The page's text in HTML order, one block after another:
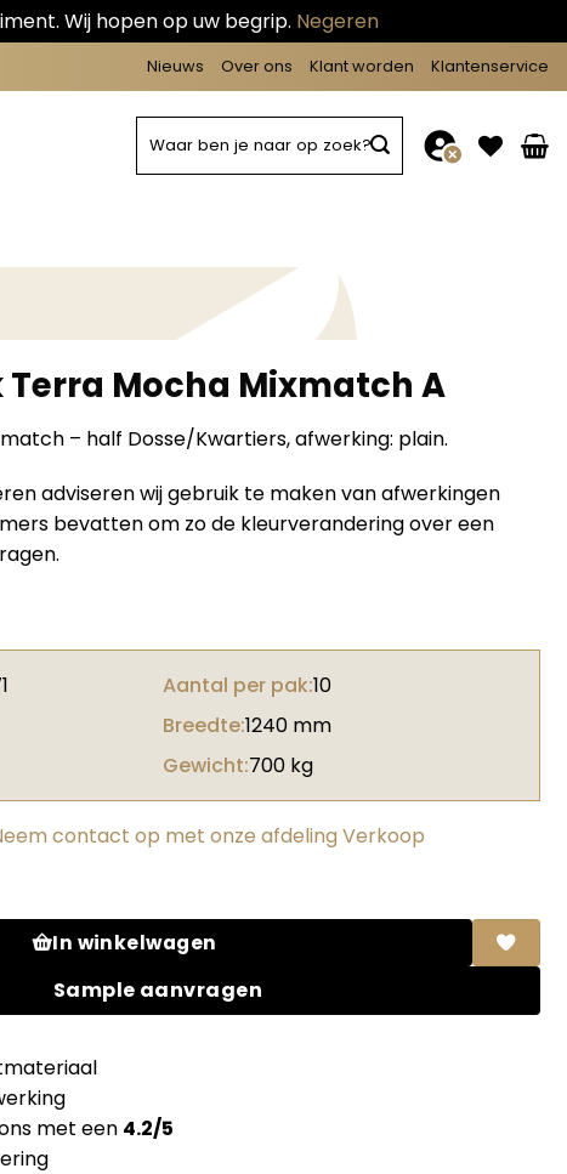
Wij hopen op uw begrip. Negeren
Nieuws Over ons Klant worden Klantenservice
naar:
Terra Mocha Mixmatch A
– half Dosse/Kwartiers, afwerking: plain.
adviseren wij gebruik te maken van afwerkingen
bevatten om zo de kleurverandering over een
Aantal per pak:10
Breedte:1240 mm
Gewicht:700 kg
contact op met onze afdeling Verkoop
Mixmatch A aantal
In winkelwagen
Sample aanvragen
met een 4.2/5